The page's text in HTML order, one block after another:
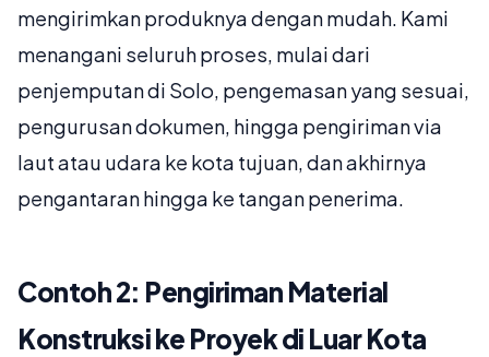
mengirimkan produknya dengan mudah. Kami
menangani seluruh proses, mulai dari
penjemputan di Solo, pengemasan yang sesuai,
pengurusan dokumen, hingga pengiriman via
laut atau udara ke kota tujuan, dan akhirnya
pengantaran hingga ke tangan penerima.
Contoh 2: Pengiriman Material
Konstruksi ke Proyek di Luar Kota